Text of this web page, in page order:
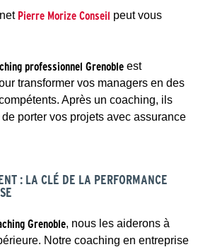
Pierre Morize Conseil peut vous
professionnel Grenoble est
transformer vos managers en des
Après un coaching, ils
porter vos projets avec assurance
: LA CLÉ DE LA PERFORMANCE
Grenoble, nous les aiderons à
Notre coaching en entreprise